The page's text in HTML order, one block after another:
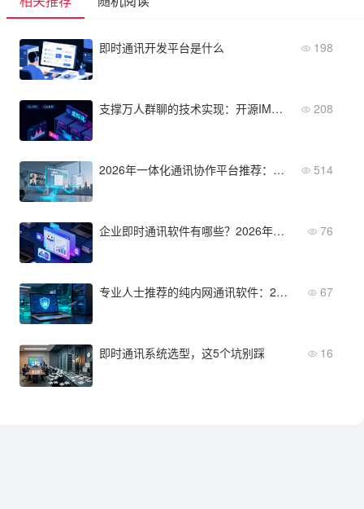
即时通讯开发平台是什么 198
支撑万人群聊的技术实现：开源IM群聊软件性能优化 208
2026年一体化通讯协作平台推荐：这5款值得企业关注 514
企业即时通讯软件有哪些？2026年主流产品盘点与选型参考 76
专业人士推荐的纯内网通讯软件：2026年优选方案 67
即时通讯系统选型，这5个坑别踩 16